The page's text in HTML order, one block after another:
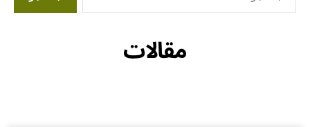
مقالات